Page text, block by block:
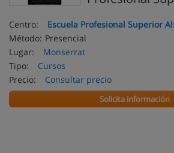
Centro:
Escuela Profesional Superior
Método: Presencial
Lugar:
Monserrat
Tipo:
Cursos
Precio:
Consultar precio
Solicita información